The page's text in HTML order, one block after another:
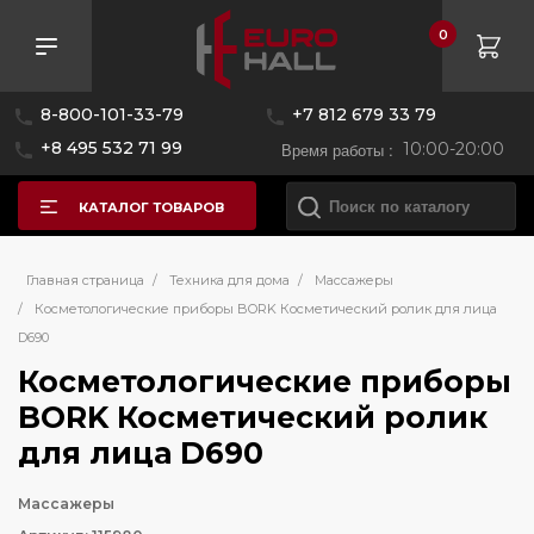
8-800-101-33-79
+7 812 679 33 79
+8 495 532 71 99
Время работы : 10:00-20:00
0
КАТАЛОГ ТОВАРОВ
Главная страница / Техника для дома /
Массажеры
/
Косметологические приборы BORK Косметический ролик для лица
D690
Косметологические приборы
BORK Косметический ролик
для лица D690
Массажеры